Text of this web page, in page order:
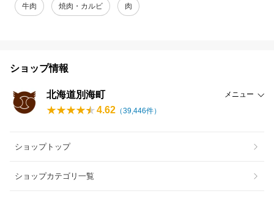
牛肉 焼肉・カルビ 肉
ショップ情報
北海道別海町 メニュー
4.62 （39,446件）
ショップトップ
ショップカテゴリ一覧